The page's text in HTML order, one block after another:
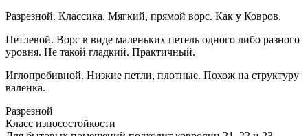
Разрезной. Классика. Мягкий, прямой ворс. Как у Ковров.
Петлевой. Ворс в виде маленьких петель одного либо разного
уровня. Не такой гладкий. Практичный.
Иглопробивной. Низкие петли, плотные. Похож на структуру
валенка.
Разрезной
Класс износостойкости